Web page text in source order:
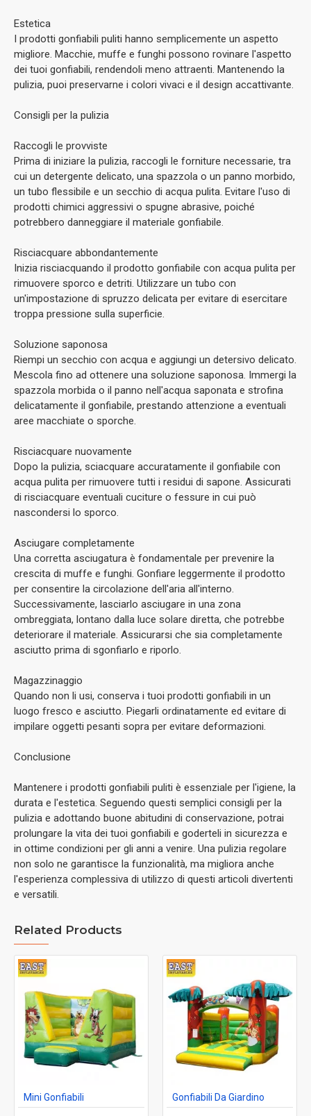
Estetica
I prodotti gonfiabili puliti hanno semplicemente un aspetto
migliore. Macchie, muffe e funghi possono rovinare l'aspetto
dei tuoi gonfiabili, rendendoli meno attraenti. Mantenendo la
pulizia, puoi preservarne i colori vivaci e il design accattivante.
Consigli per la pulizia
Raccogli le provviste
Prima di iniziare la pulizia, raccogli le forniture necessarie, tra
cui un detergente delicato, una spazzola o un panno morbido,
un tubo flessibile e un secchio di acqua pulita. Evitare l'uso di
prodotti chimici aggressivi o spugne abrasive, poiché
potrebbero danneggiare il materiale gonfiabile.
Risciacquare abbondantemente
Inizia risciacquando il prodotto gonfiabile con acqua pulita per
rimuovere sporco e detriti. Utilizzare un tubo con
un'impostazione di spruzzo delicata per evitare di esercitare
troppa pressione sulla superficie.
Soluzione saponosa
Riempi un secchio con acqua e aggiungi un detersivo delicato.
Mescola fino ad ottenere una soluzione saponosa. Immergi la
spazzola morbida o il panno nell'acqua saponata e strofina
delicatamente il gonfiabile, prestando attenzione a eventuali
aree macchiate o sporche.
Risciacquare nuovamente
Dopo la pulizia, sciacquare accuratamente il gonfiabile con
acqua pulita per rimuovere tutti i residui di sapone. Assicurati
di risciacquare eventuali cuciture o fessure in cui può
nascondersi lo sporco.
Asciugare completamente
Una corretta asciugatura è fondamentale per prevenire la
crescita di muffe e funghi. Gonfiare leggermente il prodotto
per consentire la circolazione dell'aria all'interno.
Successivamente, lasciarlo asciugare in una zona
ombreggiata, lontano dalla luce solare diretta, che potrebbe
deteriorare il materiale. Assicurarsi che sia completamente
asciutto prima di sgonfiarlo e riporlo.
Magazzinaggio
Quando non li usi, conserva i tuoi prodotti gonfiabili in un
luogo fresco e asciutto. Piegarli ordinatamente ed evitare di
impilare oggetti pesanti sopra per evitare deformazioni.
Conclusione
Mantenere i prodotti gonfiabili puliti è essenziale per l'igiene, la
durata e l'estetica. Seguendo questi semplici consigli per la
pulizia e adottando buone abitudini di conservazione, potrai
prolungare la vita dei tuoi gonfiabili e goderteli in sicurezza e
in ottime condizioni per gli anni a venire. Una pulizia regolare
non solo ne garantisce la funzionalità, ma migliora anche
l'esperienza complessiva di utilizzo di questi articoli divertenti
e versatili.
Related Products
Mini Gonfiabili Gonfiabili Da Giardino